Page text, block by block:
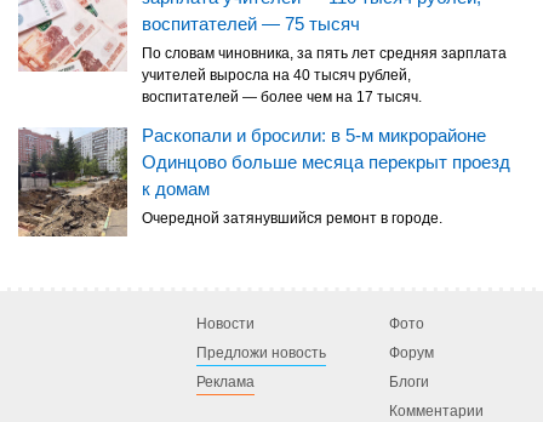
воспитателей — 75 тысяч
По словам чиновника, за пять лет средняя зарплата
учителей выросла на 40 тысяч рублей,
воспитателей — более чем на 17 тысяч.
Раскопали и бросили: в 5-м микрорайоне
Одинцово больше месяца перекрыт проезд
к домам
Очередной затянувшийся ремонт в городе.
Новости
Предложи новость
Реклама
Фото
Форум
Блоги
Комментарии